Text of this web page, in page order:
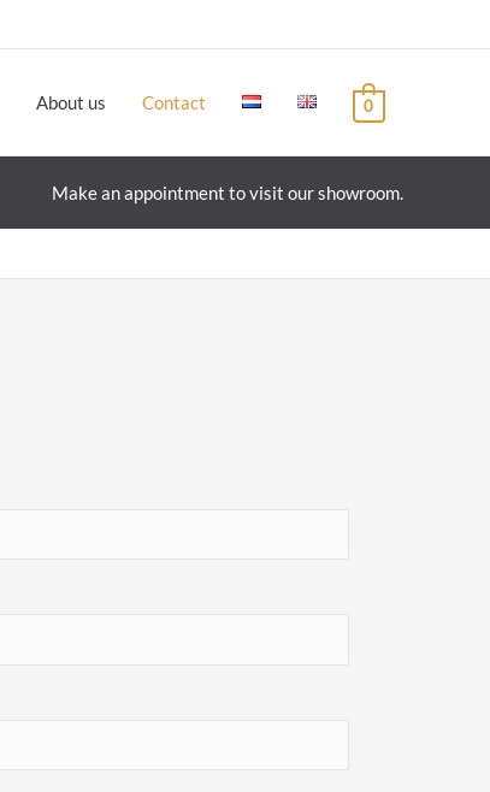
About us Contact 0
Make an appointment to visit our showroom.